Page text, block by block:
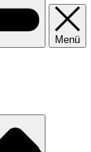
Menü